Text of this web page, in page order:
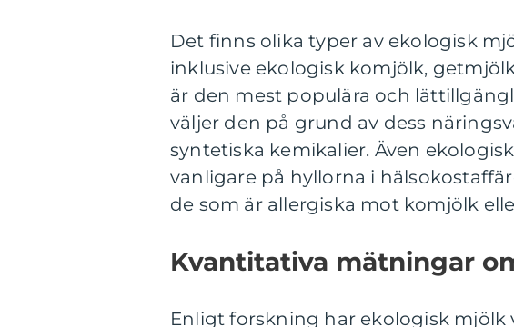
Det finns olika typer av ekologisk
inklusive ekologisk komjölk,
är den mest populära och
väljer den på grund av dess
syntetiska kemikalier. Även
vanligare på hyllorna i
de som är allergiska mot komjölk
Kvantitativa mätningar
Enligt forskning har ekologisk mjölk